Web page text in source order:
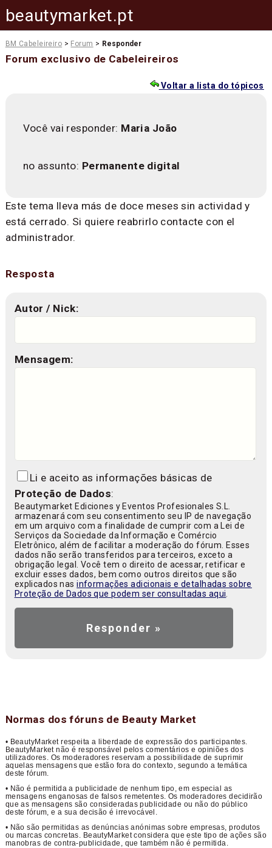
beautymarket.pt
BM Cabeleireiro > Forum > Responder
Forum exclusivo de Cabeleireiros
Voltar a lista do tópicos
Você vai responder: Maria João
no assunto: Permanente digital
Este tema lleva más de doce meses sin actividad y
está cerrado. Si quiere reabrirlo contacte con el
administrador.
Resposta
Autor / Nick:
Mensagem:
Li e aceito as informações básicas de
Proteção de Dados:
Beautymarket Ediciones y Eventos Profesionales S.L.
armazenará com seu consentimento seu IP de navegação
em um arquivo com a finalidade de cumprir com a Lei de
Serviços da Sociedade da Informação e Comércio
Eletrônico, além de facilitar a moderação do fórum. Esses
dados não serão transferidos para terceiros, exceto a
obrigação legal. Você tem o direito de acessar, retificar e
excluir esses dados, bem como outros direitos que são
explicados nasinformações adicionais e detalhadas sobre
Proteção de Dados que podem ser consultadas aqui.
Normas dos fóruns de Beauty Market
• BeautyMarket respeita a liberdade de expressão dos participantes.
BeautyMarket não é responsável pelos comentários e opiniões dos
utilizadores. Os moderadores reservam a possibilidade de suprimir
aquelas mensagens que estão fora do contexto, segundo a temática
deste fórum.
• Não é permitida a publicidade de nenhum tipo, em especial as
mensagens enganosas de falsos remetentes. Os moderadores decidirão
que as mensagens são consideradas publicidade ou não do público
deste fórum, e a sua decisão é irrevocável.
• Não são permitidas as denúncias anónimas sobre empresas, produtos
ou marcas concretas. BeautyMarket considera que este tipo de ações são
manobras de contra-publicidade, que também não é permitida.